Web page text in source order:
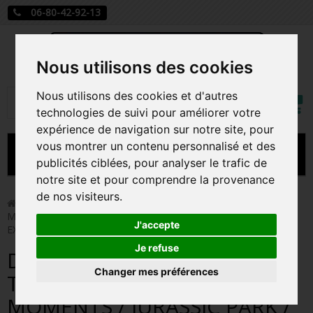
Nous utilisons des cookies
Nous utilisons des cookies et d'autres
technologies de suivi pour améliorer votre
expérience de navigation sur notre site, pour
vous montrer un contenu personnalisé et des
publicités ciblées, pour analyser le trafic de
notre site et pour comprendre la provenance
de nos visiteurs.
J'accepte
Je refuse
Changer mes préférences
06-80-42-92-13
Rechercher
Mon
MENU
CARTE A JOUER
PRÉCOMMANDE FIGURINES POP
FIGURINES POP DISNEY
FIGURINES POP MARVEL
Funko Pop! > DR SATTLER WITH TRICERATOPS MOVIE
MOMENTS / JURASSIC PARK / FIGURINE FUNKO POP /
EXCLUSIVE SPECIAL EDITION
DR SATTLER WITH
TRICERATOPS MOVIE
MOMENTS / JURASSIC PARK /